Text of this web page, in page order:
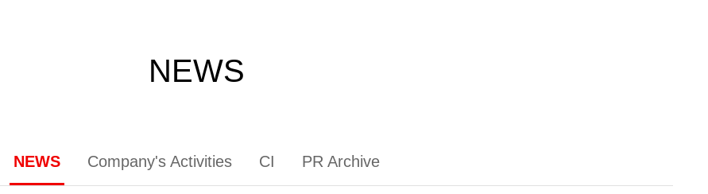
NEWS
NEWS Company's Activities CI PR Archive